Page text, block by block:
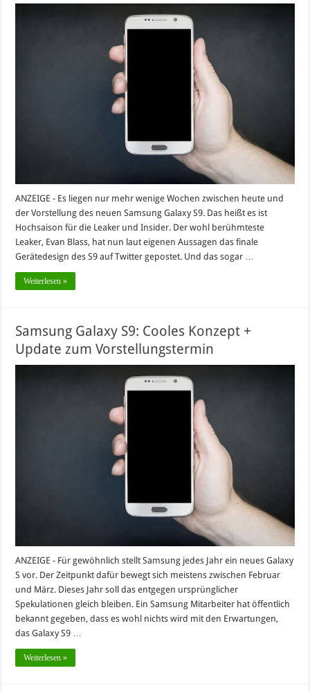
ANZEIGE - Es liegen nur mehr wenige Wochen zwischen heute und
der Vorstellung des neuen Samsung Galaxy S9. Das heißt es ist
Hochsaison für die Leaker und Insider. Der wohl berühmteste
Leaker, Evan Blass, hat nun laut eigenen Aussagen das finale
Gerätedesign des S9 auf Twitter gepostet. Und das sogar …
Weiterlesen »
Samsung Galaxy S9: Cooles Konzept +
Update zum Vorstellungstermin
ANZEIGE - Für gewöhnlich stellt Samsung jedes Jahr ein neues Galaxy
S vor. Der Zeitpunkt dafür bewegt sich meistens zwischen Februar
und März. Dieses Jahr soll das entgegen ursprünglicher
Spekulationen gleich bleiben. Ein Samsung Mitarbeiter hat öffentlich
bekannt gegeben, dass es wohl nichts wird mit den Erwartungen,
das Galaxy S9 …
Weiterlesen »